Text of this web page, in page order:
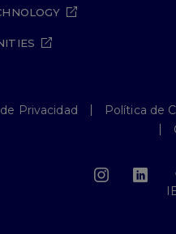
Privacidad
Política de